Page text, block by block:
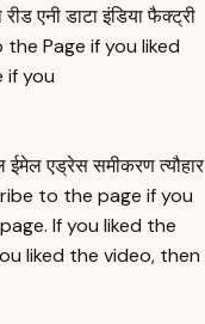
एनी डाटा इंडिया फैक्ट्री
the Page if you liked
if you
एड्रेस समीकरण त्यौहार
to the page if you
If you liked the
liked the video, then